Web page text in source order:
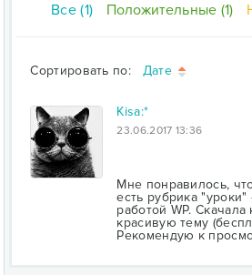
Все (1) Положительные (1)
Сортировать по: Дате
Kisa:*
23.06.2017 13:36
Мне понравилось,
есть рубрика "уроки"
работой WP. Скачала
красивую тему
Рекомендую к